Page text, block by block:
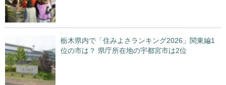
栃木県内で「住みよさランキング2026」関東編1
位の市は？ 県庁所在地の宇都宮市は2位